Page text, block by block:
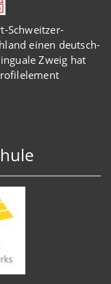
Schweitzer-
einen deutsch-
Zweig hat